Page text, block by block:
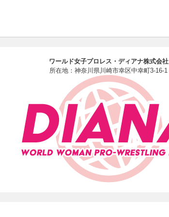
ワールド女子プロレス・ディアナ株式会社
所在地：神奈川県川崎市幸区中幸町3-16-1